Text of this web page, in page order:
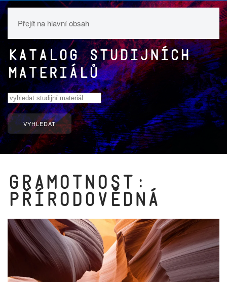
Přejít na hlavní obsah
Katalog studijních
materiálů
VYHLEDAT
Gramotnost:
přírodovědná